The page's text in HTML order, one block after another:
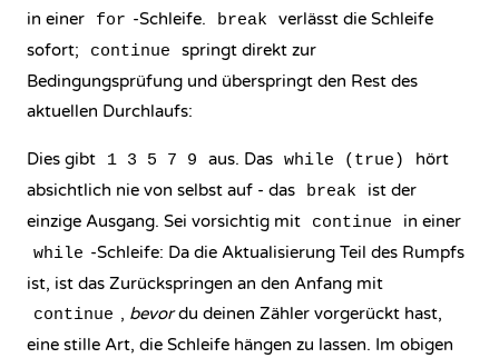
in einer
for -Schleife. break
verlässt die Schleife
sofort;
continue
springt direkt zur
Bedingungsprüfung und überspringt den Rest des
aktuellen Durchlaufs:
Dies gibt 1 3 5 7 9 aus. Das while (true)
hört
absichtlich nie von selbst auf - das
break
ist der
einzige Ausgang. Sei vorsichtig mit
continue in einer
while -Schleife: Da die Aktualisierung Teil des Rumpfs
ist, ist das Zurückspringen an den Anfang mit
continue , bevordu deinen Zähler vorgerückt hast,
eine stille Art, die Schleife hängen zu lassen. Im obigen